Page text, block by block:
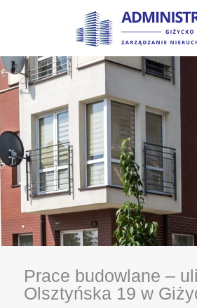
Prace budowlane –
Olsztyńska 19 w